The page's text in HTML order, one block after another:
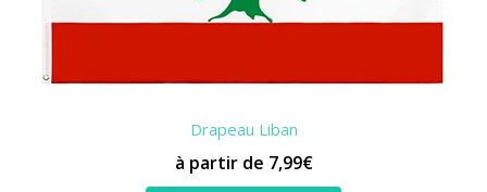
Drapeau Liban
à partir de 7,99€